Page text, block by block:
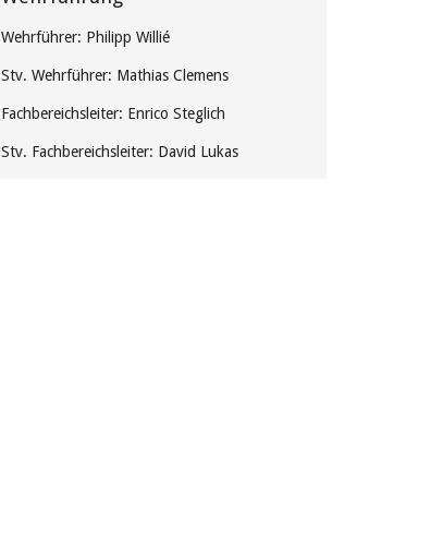
Wehrführer: Philipp Willié
Stv. Wehrführer: Mathias Clemens
Fachbereichsleiter: Enrico Steglich
Stv. Fachbereichsleiter: David Lukas